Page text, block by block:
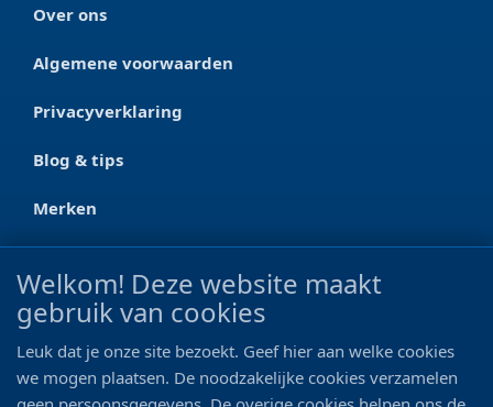
Over ons
Algemene voorwaarden
Privacyverklaring
Blog & tips
Merken
CONTACT
Ootmarsumseweg 125a
0546 - 622 990
Welkom! Deze website maakt
gebruik van cookies
Leuk dat je onze site bezoekt. Geef hier aan welke cookies
we mogen plaatsen. De noodzakelijke cookies verzamelen